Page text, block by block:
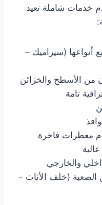
خدمات شاملة تعيد
أنواعها (سيراميك –
من الأسطح والخزائن
تامة
معطرات فاخرة
والخارجي
الصعبة (خلف الأثاث –